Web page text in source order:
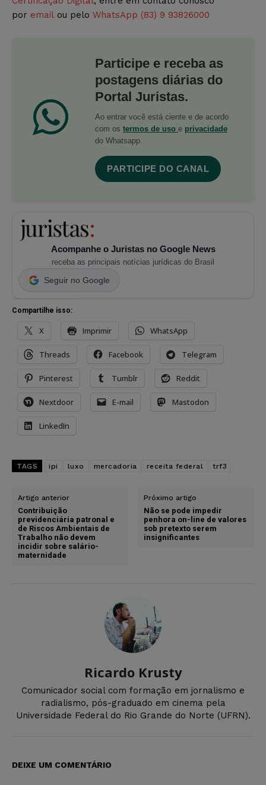
por email ou pelo WhatsApp (83) 9 93826000
Participe e receba as
postagens diárias do
Portal Juristas.
Ao entrar você está ciente e de acordo
com os termos de uso e privacidade
do Whatsapp.
PARTICIPE DO CANAL
Acompanhe o Juristas no Google News
receba as principais notícias jurídicas do Brasil
Seguir no Google
Compartilhe isso:
X Imprimir WhatsApp
Threads Facebook Telegram
Pinterest Tumblr Reddit
Nextdoor E-mail Mastodon
LinkedIn
TAGS ipi luxo mercadoria receita federal trf3
Artigo anterior
Contribuição
previdenciária patronal e
de Riscos Ambientais de
Trabalho não devem
incidir sobre salário-
maternidade
Próximo artigo
Não se pode impedir
penhora on-line de valores
sob pretexto serem
insignificantes
Ricardo Krusty
Comunicador social com formação em jornalismo e
radialismo, pós-graduado em cinema pela
Universidade Federal do Rio Grande do Norte (UFRN).
DEIXE UM COMENTÁRIO